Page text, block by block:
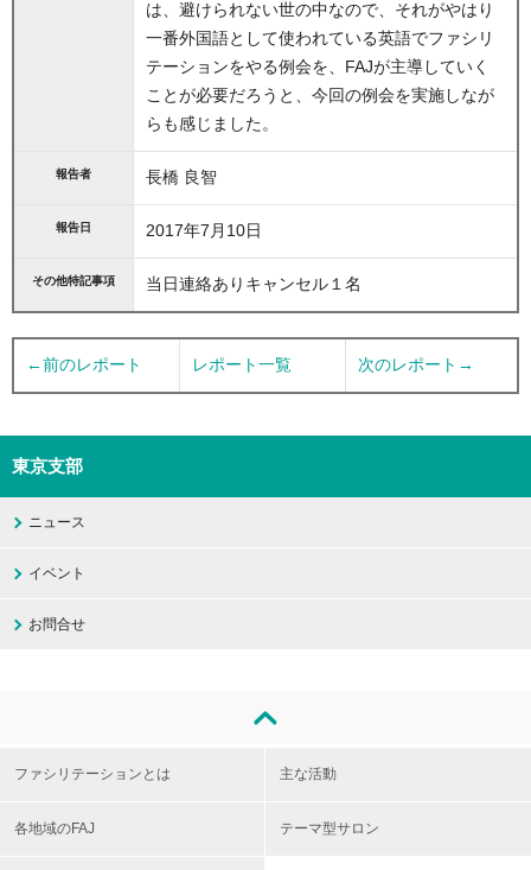
は、避けられない世の中なので、それがやはり
一番外国語として使われている英語でファシリ
テーションをやる例会を、FAJが主導していく
ことが必要だろうと、今回の例会を実施しなが
らも感じました。
報告者 長橋 良智
報告日 2017年7月10日
その他特記事項 当日連絡ありキャンセル１名
←前のレポート レポート一覧 次のレポート→
東京支部
ニュース
イベント
お問合せ
ファシリテーションとは 主な活動
各地域のFAJ テーマ型サロン